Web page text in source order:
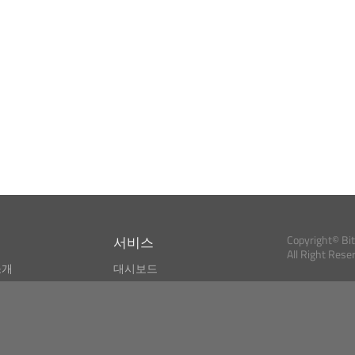
서비스
대시보드
Copyright©
All Right